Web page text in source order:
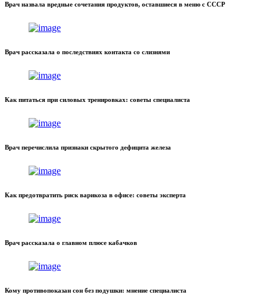
Врач назвала вредные сочетания продуктов, оставшиеся в меню с СССР
Врач рассказала о последствиях контакта со слизнями
Как питаться при силовых тренировках: советы специалиста
Врач перечислила признаки скрытого дефицита железа
Как предотвратить риск варикоза в офисе: советы эксперта
Врач рассказала о главном плюсе кабачков
Кому противопоказан сон без подушки: мнение специалиста